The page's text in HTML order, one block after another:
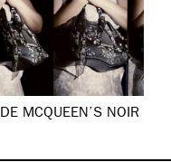
MCQUEEN’S NOIR